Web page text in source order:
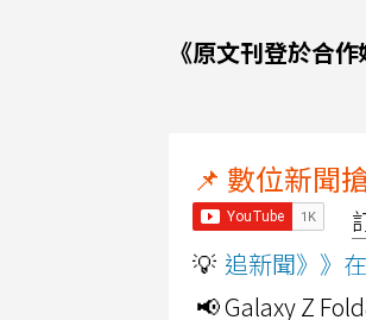
《原文刊登於合
📌 數位新聞
💡 追新聞》》
📢 Galaxy Z